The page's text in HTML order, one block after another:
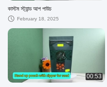
কাস্টম স্ট্যান্ড আপ পাউচ
February 18, 2025
00:53